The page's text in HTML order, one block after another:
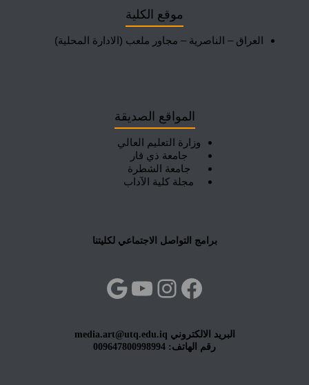
موقع الكلية
العراق – الناصرية – مجاور ملعب (الادارة المحلية)
المواقع الصديقة
وزارة التعليم العالي
جامعة ذي قار
جامعة الشطرة
مجلة كلية الآداب
برامج التواصل الاجتماعي لكليتنا
فيسبوك
إنستجرام
يوتيوب
البريد الالكتروني media.art@utq.edu.iq
رقم الهاتف: 009647800998994